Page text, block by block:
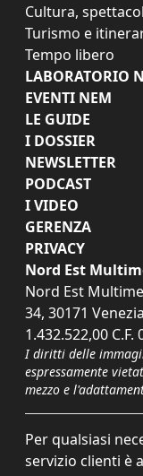
Cultura,
Turismo e
Tempo libero
LABORATORIO
EVENTI NEM
LE GUIDE
I DOSSIER
NEWSLETTER
PODCAST
I VIDEO
GERENZA
PRIVACY
Nord Est
Nord Est
34, 30171
1.432.522,00 C.F.
I diritti delle
espressamente
mezzo e
Per qualsiasi
servizio clienti è